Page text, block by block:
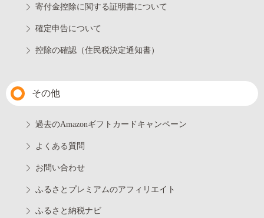
寄付金控除に関する証明書について
確定申告について
控除の確認（住民税決定通知書）
その他
過去のAmazonギフトカードキャンペーン
よくある質問
お問い合わせ
ふるさとプレミアムのアフィリエイト
ふるさと納税ナビ